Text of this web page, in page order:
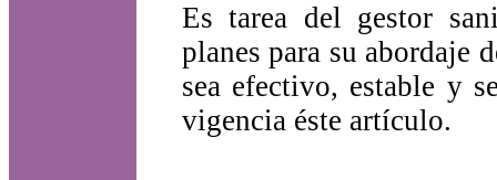
Es tarea del gestor
planes para su abordaje
sea efectivo, estable y
vigencia éste artículo.